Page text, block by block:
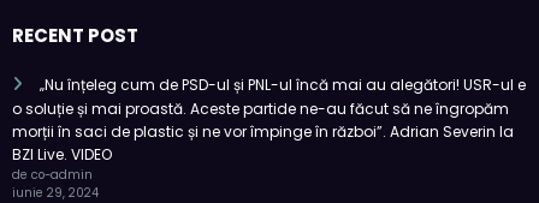
RECENT POST
„Nu înțeleg cum de PSD-ul și PNL-ul încă mai au alegători! USR-ul e
o soluție și mai proastă. Aceste partide ne-au făcut să ne îngropăm
morții în saci de plastic și ne vor împinge în război”. Adrian Severin la
BZI Live. VIDEO
de co-admin
iunie 29, 2024